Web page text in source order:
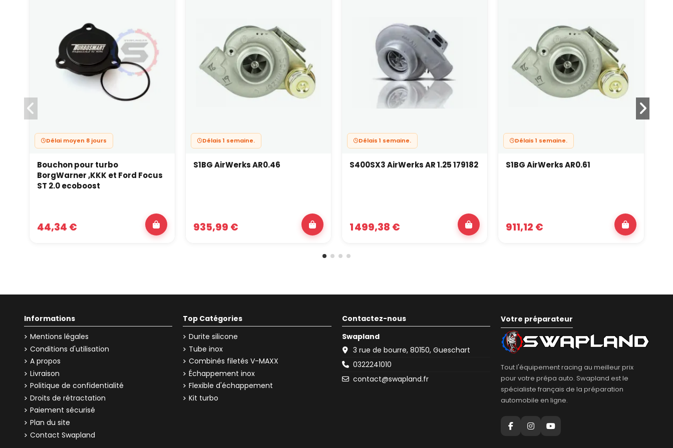
Délai moyen 8 jours
Bouchon pour turbo
BorgWarner ,KKK et Ford Focus
ST 2.0 ecoboost
44,34 €
Délais 1 semaine.
S1BG AirWerks AR0.46
935,99 €
Délais 1 semaine.
S400SX3 AirWerks AR 1.25 179182
1 499,38 €
Délais 1 semaine.
S1BG AirWerks AR0.61
911,12 €
Informations
Mentions légales
Conditions d'utilisation
A propos
Livraison
Politique de confidentialité
Droits de rétractation
Paiement sécurisé
Plan du site
Contact Swapland
Top Catégories
Durite silicone
Tube inox
Combinés filetés V-MAXX
Échappement inox
Flexible d'échappement
Kit turbo
Contactez-nous
Swapland
3 rue de bourre, 80150, Gueschart
0322241010
contact@swapland.fr
Votre préparateur
Tout l'équipement racing au meilleur prix
pour votre prépa auto. Swapland est le
spécialiste français de la préparation
automobile en ligne.